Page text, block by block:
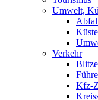
Umwelt,
Verkehr
Kfz-